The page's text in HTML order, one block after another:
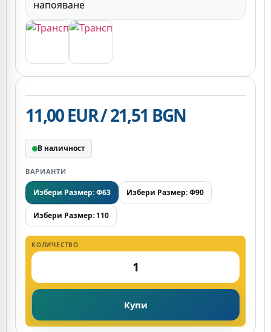
11,00 EUR / 21,51 BGN
В наличност
ВАРИАНТИ
Избери Размер: Ф63 Избери Размер: Ф90
Избери Размер: 110
КОЛИЧЕСТВО
Купи